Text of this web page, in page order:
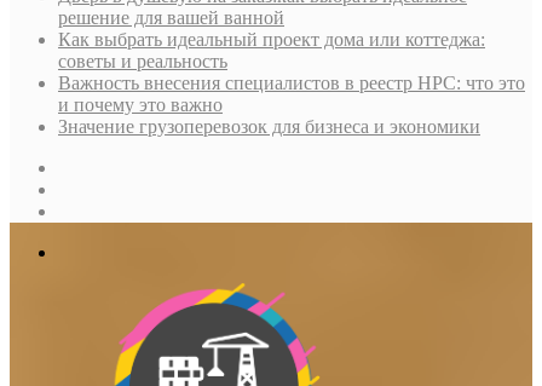
решение для вашей ванной
Как выбрать идеальный проект дома или коттеджа:
советы и реальность
Важность внесения специалистов в реестр НРС: что это
и почему это важно
Значение грузоперевозок для бизнеса и экономики